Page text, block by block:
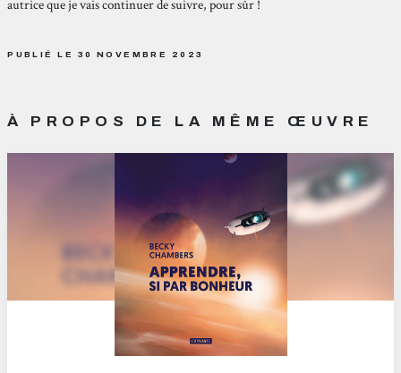
autrice que je vais continuer de suivre, pour sûr !
PUBLIÉ LE 30 NOVEMBRE 2023
À PROPOS DE LA MÊME ŒUVRE